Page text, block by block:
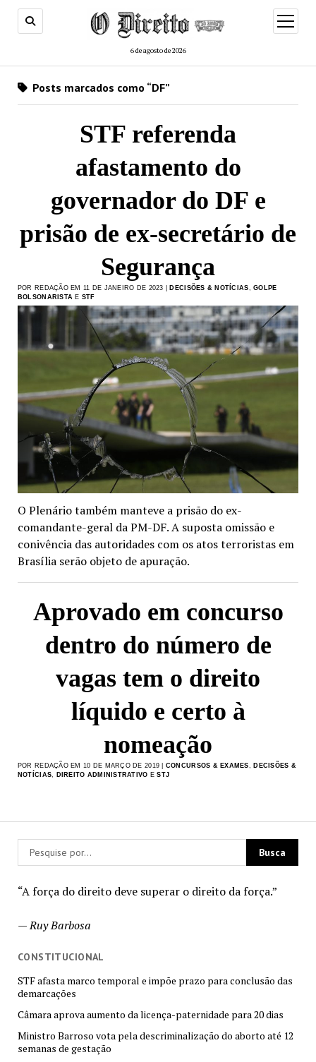
6 de agosto de 2026
menu
de
“A força do direito deve superar o direito da força.”
—Ruy Barbosa
CONSTITUCIONAL
STF afasta marco temporal e impõe prazo para conclusão das
demarcações
Câmara aprova aumento da licença-paternidade para 20 dias
Ministro Barroso vota pela descriminalização do aborto até 12
semanas de gestação
Posts marcados como “DF”
STF referenda
afastamento do
governador do DF e
prisão de ex-secretário de
Segurança
POR REDAÇÃO EM 11 DE JANEIRO DE 2023 | DECISÕES & NOTÍCIAS,GOLPE
BOLSONARISTA E STF
O Plenário também manteve a prisão do ex-
comandante-geral da PM-DF. A suposta omissão e
conivência das autoridades com os atos terroristas em
Brasília serão objeto de apuração.
Aprovado em concurso
dentro do número de
vagas tem o direito
líquido e certo à
nomeação
POR REDAÇÃO EM 10 DE MARÇO DE 2019 | CONCURSOS & EXAMES
DECISÕES &
NOTÍCIAS
DIREITO ADMINISTRATIVO ESTJ